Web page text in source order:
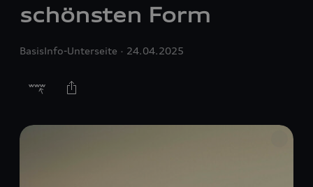
schönsten Form
BasisInfo-Unterseite 24.04.2025